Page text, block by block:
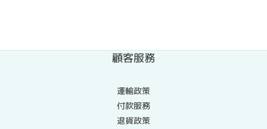
顧客服務
運輸政策
付款服務
退貨政策